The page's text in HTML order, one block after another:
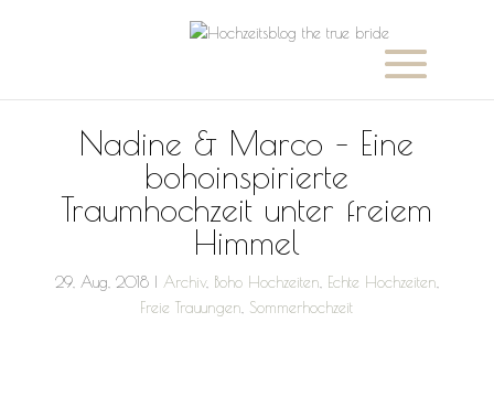
Nadine & Marco – Eine
bohoinspirierte
Traumhochzeit unter freiem
Himmel
29, Aug, 2018| Archiv, Boho Hochzeiten Echte Hochzeiten
Freie Trauungen Sommerhochzeit